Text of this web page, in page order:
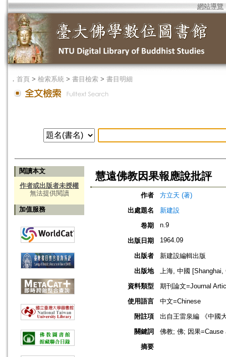
網站導覽
． 首頁 > 檢索系統 > 書目檢索 > 書目明細
閱讀本文
作者或出版者未授權
無法提供閱讀
加值服務
慧遠佛教因果報應說批評
作者
方立天 (著)
出處題名
新建設
卷期
n.9
出版日期 1964.09
出版者
新建設編輯出版
出版地
上海, 中國 [Shanghai,
資料類型
期刊論文=Journal
使用語言
中文=Chinese
附註項
出自王雷泉編 《中國
關鍵詞
佛教; 佛; 因果
摘要